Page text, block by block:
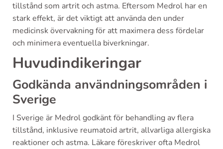
tillstånd som artrit och astma. Eftersom Medrol har en
stark effekt, är det viktigt att använda den under
medicinsk övervakning för att maximera dess fördelar
och minimera eventuella biverkningar.
Huvudindikeringar
Godkända användningsområden i
Sverige
I Sverige är Medrol godkänt för behandling av flera
tillstånd, inklusive reumatoid artrit, allvarliga allergiska
reaktioner och astma. Läkare föreskriver ofta Medrol